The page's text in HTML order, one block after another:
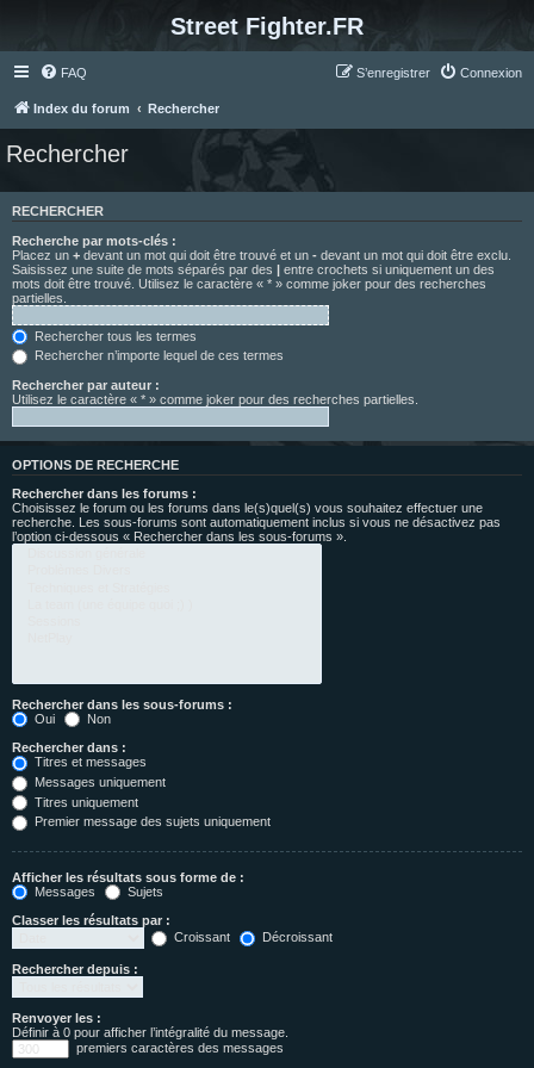
Street Fighter.FR
FAQ Connexion
S’enregistrer
Index du forum Rechercher
Rechercher
RECHERCHER
Recherche par mots-clés :
Placez un + devant un mot qui doit être trouvé et un - devant un mot qui doit être exclu.
Saisissez une suite de mots séparés par des | entre crochets si uniquement un des
mots doit être trouvé. Utilisez le caractère « * » comme joker pour des recherches
partielles.
Rechercher tous les termes
Rechercher n’importe lequel de ces termes
Rechercher par auteur :
Utilisez le caractère « * » comme joker pour des recherches partielles.
OPTIONS DE RECHERCHE
Rechercher dans les forums :
Choisissez le forum ou les forums dans le(s)quel(s) vous souhaitez effectuer une
recherche. Les sous-forums sont automatiquement inclus si vous ne désactivez pas
l’option ci-dessous « Rechercher dans les sous-forums ».
Rechercher dans les sous-forums :
Oui
Non
Rechercher dans :
Titres et messages
Messages uniquement
Titres uniquement
Premier message des sujets uniquement
Afficher les résultats sous forme de :
Messages
Sujets
Classer les résultats par :
Croissant
Décroissant
Rechercher depuis :
Renvoyer les :
Définir à 0 pour afficher l’intégralité du message.
premiers caractères des messages